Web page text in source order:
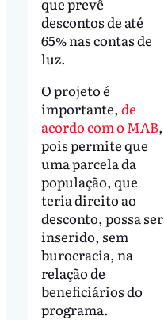
descontos de até
65% nas contas de
luz.
O projeto é
importante, de
acordo com o MAB,
pois permite que
uma parcela da
população, que
teria direito ao
desconto, possa ser
inserido, sem
burocracia, na
relação de
beneficiários do
programa.